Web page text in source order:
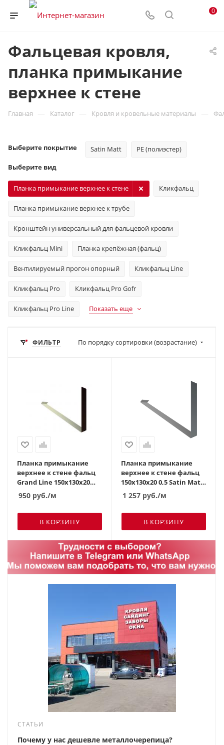
0
Фальцевая кровля,
планка примыкание
верхнее к стене
Главная — Каталог — Кровля и кровельные материалы —
Выберите покрытие Satin Matt
PE (полиэстер)
Выберите вид
Кликфальц
Планка примыкание верхнее к трубе
Кронштейн универсальный для фальцевой кровли
Кликфальц Mini Планка крепёжная (фальц)
Вентилируемый прогон опорный Кликфальц Line
Кликфальц Pro Кликфальц Pro Gofr
Кликфальц Pro Line
Планка примыкание верхнее к стене
Показать еще
ФИЛЬТР По порядку сортировки (возрастание)
Планка примыкание
верхнее к стене фальц
Grand Line 150х130х20
0,45 PE с пленкой RAL
8017 шоколад
950 руб./м
В КОРЗИНУ
Планка примыкание
верхнее к стене фальц
150х130х20 0,5 Satin Мatt
RAL 7024 мокрый
асфальт
1 257 руб./м
В КОРЗИНУ
СТАТЬИ
Почему у нас дешевле металлочерепица?